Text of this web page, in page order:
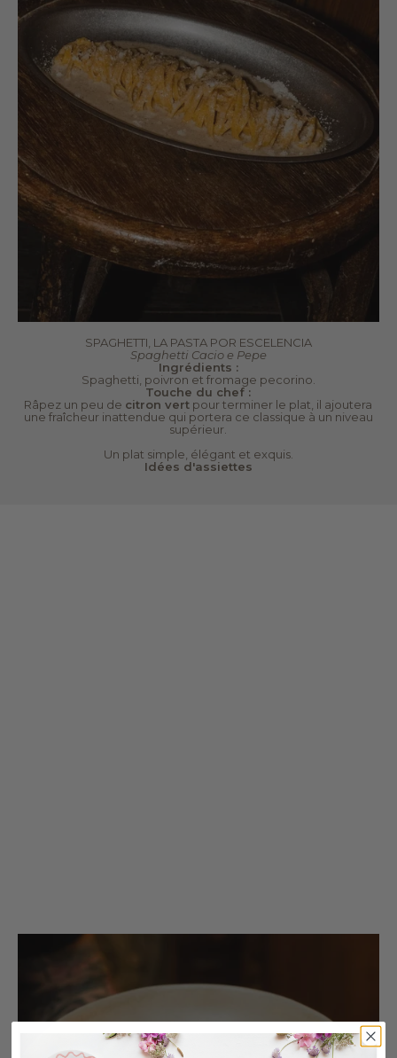
SPAGHETTI, LA PASTA POR ESCELENCIA
Spaghetti Cacio e Pepe
Ingrédients :
Spaghetti, poivron et fromage pecorino.
Touche du chef :
Râpez un peu de citron vert pour terminer le plat, il ajoutera
une fraîcheur inattendue qui portera ce classique à un niveau
supérieur.
Un plat simple, élégant et exquis.
Idées d'assiettes